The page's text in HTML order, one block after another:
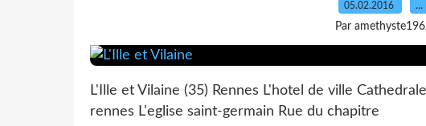
05.02.2016 …
Par
L'Ille et Vilaine (35) Rennes L'hotel de ville
rennes L'eglise saint-germain Rue du chapitre